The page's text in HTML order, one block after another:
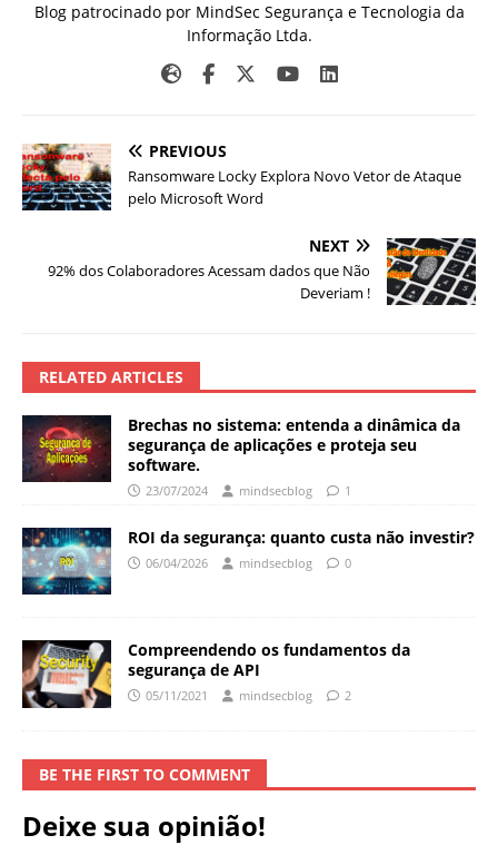
Blog patrocinado por MindSec Segurança e Tecnologia da
Informação Ltda.
PREVIOUS
Ransomware Locky Explora Novo Vetor de Ataque
pelo Microsoft Word
NEXT
92% dos Colaboradores Acessam dados que Não
Deveriam !
RELATED ARTICLES
Brechas no sistema: entenda a dinâmica da
segurança de aplicações e proteja seu
software.
23/07/2024 mindsecblog 1
ROI da segurança: quanto custa não investir?
06/04/2026 mindsecblog 0
Compreendendo os fundamentos da
segurança de API
05/11/2021 mindsecblog 2
BE THE FIRST TO COMMENT
Deixe sua opinião!